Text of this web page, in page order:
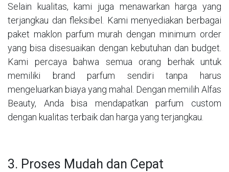
Selain kualitas, kami juga menawarkan harga yang
terjangkau dan fleksibel. Kami menyediakan berbagai
paket maklon parfum murah dengan minimum order
yang bisa disesuaikan dengan kebutuhan dan budget.
Kami percaya bahwa semua orang berhak untuk
memiliki brand parfum sendiri tanpa harus
mengeluarkan biaya yang mahal. Dengan memilih Alfas
Beauty, Anda bisa mendapatkan parfum custom
dengan kualitas terbaik dan harga yang terjangkau.
3. Proses Mudah dan Cepat